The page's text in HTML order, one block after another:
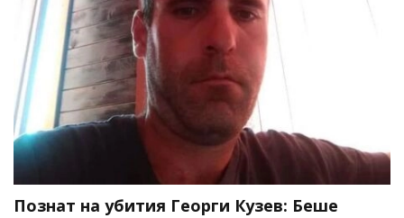
Познат на убития Георги Кузев: Беше